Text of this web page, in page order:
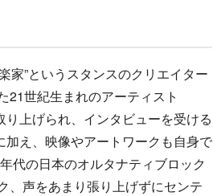
家”というスタンスのクリエイター
21世紀生まれのアーティスト
上げられ、インタビューを受ける
え、映像やアートワークも自身で
代の日本のオルタナティブロック
、声をあまり張り上げずにセンテ